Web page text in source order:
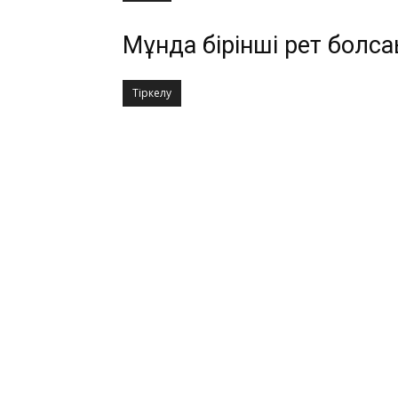
Мұнда бірінші рет
Тіркелу